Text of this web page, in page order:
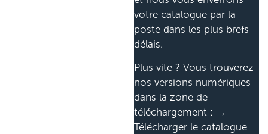
votre catalogue par la
poste dans les plus brefs
délais.
Plus vite ? Vous trouverez
nos versions numériques
dans la zone de
téléchargement : →
Télécharger le catalogue